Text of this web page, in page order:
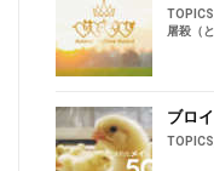
TOPICS
屠殺（と
ブロ
TOPICS